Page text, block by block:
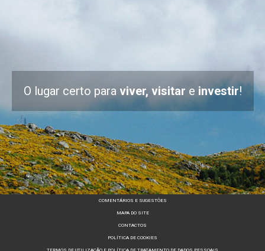
O lugar certo para viver, visitar e investir!
COMENTÁRIOS E SUGESTÕES
MAPA DO SITE
CONTACTOS
POLÍTICA DE COOKIES